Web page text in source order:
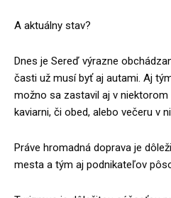
A aktuálny stav?
Dnes je Sereď výrazne
časti už musí byť aj autami. Aj
možno sa zastavil aj v
kaviarni, či obed, alebo večeru v
Práve hromadná doprava je
mesta a tým aj podnikateľov